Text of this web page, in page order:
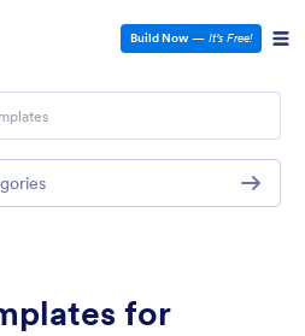
Build Now — It’s Free!
for